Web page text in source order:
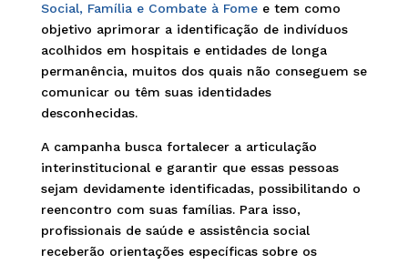
Social, Família e Combate à Fomee tem como
objetivo aprimorar a identificação de indivíduos
acolhidos em hospitais e entidades de longa
permanência, muitos dos quais não conseguem se
comunicar ou têm suas identidades
desconhecidas.
A campanha busca fortalecer a articulação
interinstitucional e garantir que essas pessoas
sejam devidamente identificadas, possibilitando o
reencontro com suas famílias. Para isso,
profissionais de saúde e assistência social
receberão orientações específicas sobre os